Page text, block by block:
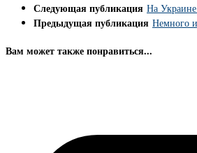
Следующая публикация На Украине
Предыдущая публикация Немного
Вам может также понравиться...